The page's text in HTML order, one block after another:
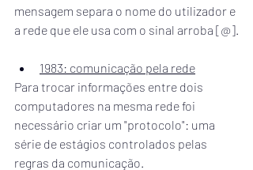
mensagem separa o nome do utilizador e
a rede que ele usa com o sinal arroba [@].
1983: comunicação pela rede
Para trocar informações entre dois
computadores na mesma rede foi
necessário criar um "protocolo": uma
série de estágios controlados pelas
regras da comunicação.